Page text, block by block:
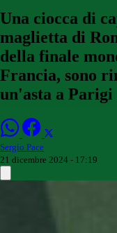
Una ciocca di
maglietta di
della finale
Francia, sono
un'asta a Parigi
Sergio Pace
21 dicembre 2024 - 17:19